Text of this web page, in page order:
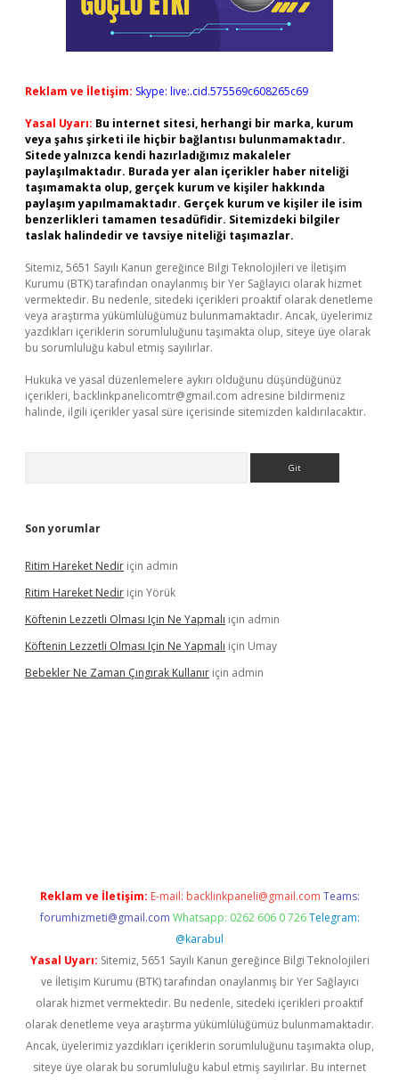
Reklam ve İletişim: Skype: live:.cid.575569c608265c69
Yasal Uyarı: Bu internet sitesi, herhangi bir marka, kurum
veya şahıs şirketi ile hiçbir bağlantısı bulunmamaktadır.
Sitede yalnızca kendi hazırladığımız makaleler
paylaşılmaktadır. Burada yer alan içerikler haber niteliği
taşımamakta olup, gerçek kurum ve kişiler hakkında
paylaşım yapılmamaktadır. Gerçek kurum ve kişiler ile isim
benzerlikleri tamamen tesadüfidir. Sitemizdeki bilgiler
taslak halindedir ve tavsiye niteliği taşımazlar.
Sitemiz, 5651 Sayılı Kanun gereğince Bilgi Teknolojileri ve İletişim
Kurumu (BTK) tarafından onaylanmış bir Yer Sağlayıcı olarak hizmet
vermektedir. Bu nedenle, sitedeki içerikleri proaktif olarak denetleme
veya araştırma yükümlülüğümüz bulunmamaktadır. Ancak, üyelerimiz
yazdıkları içeriklerin sorumluluğunu taşımakta olup, siteye üye olarak
bu sorumluluğu kabul etmiş sayılırlar.
Hukuka ve yasal düzenlemelere aykırı olduğunu düşündüğünüz
içerikleri, backlinkpanelicomtr@gmail.com adresine bildirmeniz
halinde, ilgili içerikler yasal süre içerisinde sitemizden kaldırılacaktır.
Son yorumlar
Ritim Hareket Nedir için admin
Ritim Hareket Nedir için Yörük
Köftenin Lezzetli Olması Için Ne Yapmalı için admin
Köftenin Lezzetli Olması Için Ne Yapmalı için Umay
Bebekler Ne Zaman Çıngırak Kullanır için admin
Reklam ve İletişim: E-mail: backlinkpaneli@gmail.com Teams:
forumhizmeti@gmail.com Whatsapp: 0262 606 0 726 Telegram:
@karabul
Yasal Uyarı: Sitemiz, 5651 Sayılı Kanun gereğince Bilgi Teknolojileri
ve İletişim Kurumu (BTK) tarafından onaylanmış bir Yer Sağlayıcı
olarak hizmet vermektedir. Bu nedenle, sitedeki içerikleri proaktif
olarak denetleme veya araştırma yükümlülüğümüz bulunmamaktadır.
Ancak, üyelerimiz yazdıkları içeriklerin sorumluluğunu taşımakta olup,
siteye üye olarak bu sorumluluğu kabul etmiş sayılırlar. Bu internet